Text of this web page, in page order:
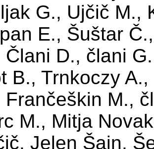
G., Ujčič M.,
E., Šuštar
Člani D., člani
B., Trnkoczy
Frančeškin M.,
M., Mitja
Jelen Šajn,